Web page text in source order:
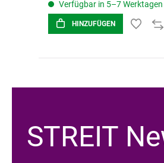
Verfügbar in 5–7 Werktagen
HINZUFÜGEN
STREIT